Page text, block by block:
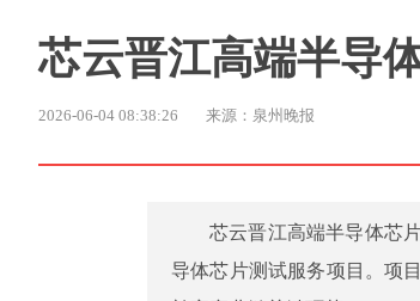
芯云晋江高端半导
2026-06-04 08:38:26 来源：泉州晚报
芯云晋江高端半导体芯
导体芯片测试服务项目。项